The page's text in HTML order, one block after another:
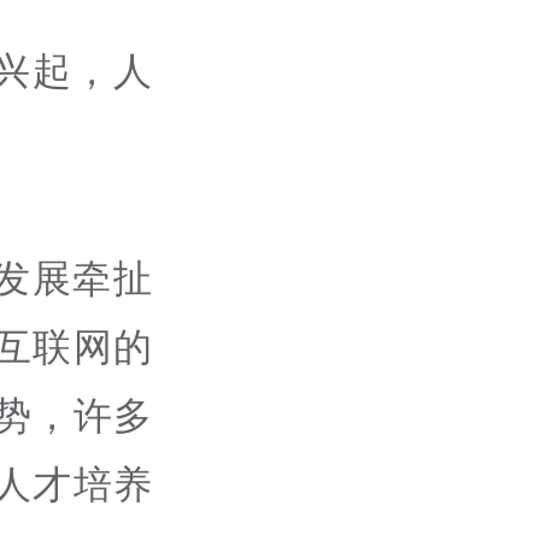
起，人
展牵扯
联网的
，许多
才培养